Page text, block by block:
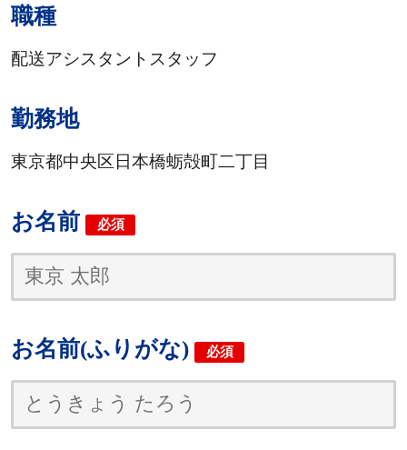
職種
配送アシスタントスタッフ
勤務地
東京都中央区日本橋蛎殻町二丁目
お名前 必須
お名前(ふりがな) 必須